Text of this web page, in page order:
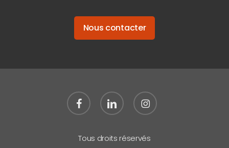
Nous contacter
facebooklinkedin instagram
Tous droits réservés